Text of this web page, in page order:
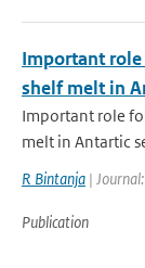
Important role
shelf melt in
Important role
melt in Antartic
R Bintanja |
Publication